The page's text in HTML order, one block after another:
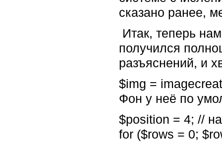
сказано ранее,
Итак, теперь
получился
разъяснений, и
$img =
Фон у неё по
$position = 4; //
for ($rows = 0;